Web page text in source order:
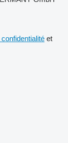
et